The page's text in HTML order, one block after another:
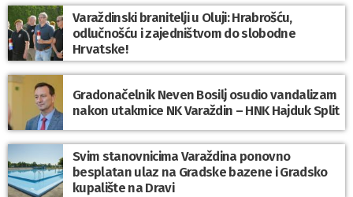
Varaždinski branitelji u Oluji: Hrabrošću,
odlučnošću i zajedništvom do slobodne
Hrvatske!
Gradonačelnik Neven Bosilj osudio vandalizam
nakon utakmice NK Varaždin – HNK Hajduk Split
Svim stanovnicima Varaždina ponovno
besplatan ulaz na Gradske bazene i Gradsko
kupalište na Dravi